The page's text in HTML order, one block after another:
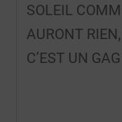
SOLEIL
AURONT
C’EST UN